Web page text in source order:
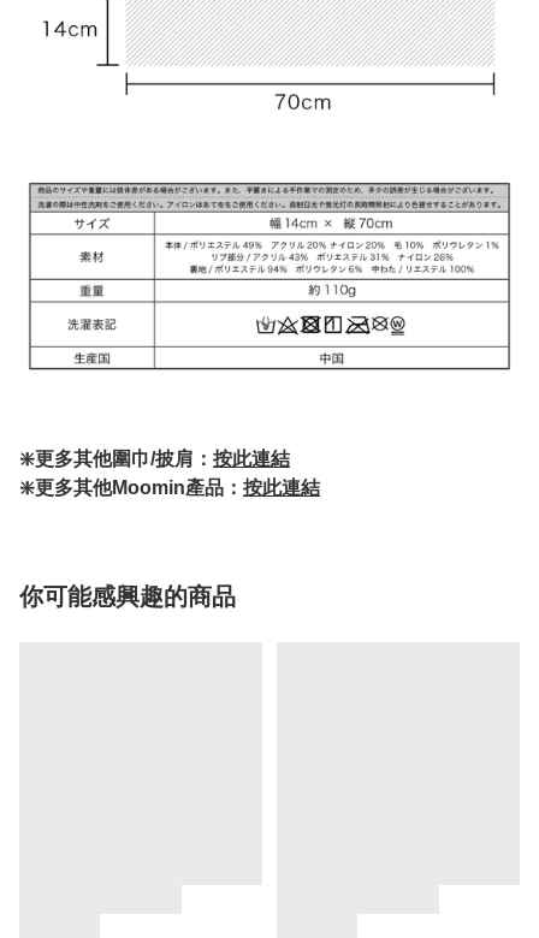
❇️更多其他圍巾/披肩： 按此連結
❇️更多其他Moomin產品： 按此連結
你可能感興趣的商品